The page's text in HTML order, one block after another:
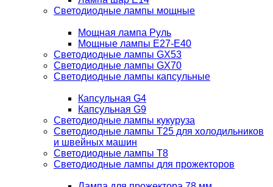
Светодиодные лампы мощные
Мощная лампа Руль
Мощные лампы E27-E40
Светодиодные лампы GX53
Светодиодные лампы GX70
Светодиодные лампы капсульные
Капсульная G4
Капсульная G9
Светодиодные лампы кукуруза
Светодиодные лампы T25 для холодильников
и швейных машин
Светодиодные лампы T8
Светодиодные лампы для прожекторов